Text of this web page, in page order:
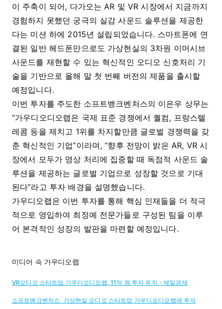
이 주축이 되어, 다가오는 AR 및 VR 시장에서 지금까지
경험하지 못했던 궁극의 실감 사운드 솔루션을 제공한
다는 미션 하에 2015년 설립되었습니다. 스마트폰에 연
결된 일반 헤드폰만으로도 가상현실의 3차원 이머시브
사운드를 재현할 수 있는 혁신적인 오디오 신호처리 기
술을 기반으로 올해 말 첫 번째 버전의 제품을 출시할
예정입니다.
이번 투자를 주도한 소프트뱅크벤처스의 이은우 상무는
“가우디오디오랩은 국제 표준 경쟁에서 퀄컴, 프랑스텔
레콤 등을 제치고 1위를 차지할만큼 글로벌 경쟁력을 갖
춘 혁신적인 기업”이라며, “향후 전망이 밝은 AR, VR 시
장에서 모두가 영상 처리에 집중할 때 독점적 사운드 솔
루션을 제공하는 글로벌 기업으로 성장할 것으로 기대
된다”라고 투자 배경을 설명했습니다.
가우디오랩은 이번 투자를 통해 핵심 인재들을 더 적극
적으로 영입하여 최정예 전문가들로 구성된 팀을 이루
어 본격적인 성장의 발판을 마련할 예정입니다.
미디어 속 가우디오랩
VR오디오 스타트업 가우디오디오랩, 11억 원 투자 유치 - 매일경제
소프트뱅크벤처스, 가상현실 오디오 스타트업 가우디오디오랩에 투자